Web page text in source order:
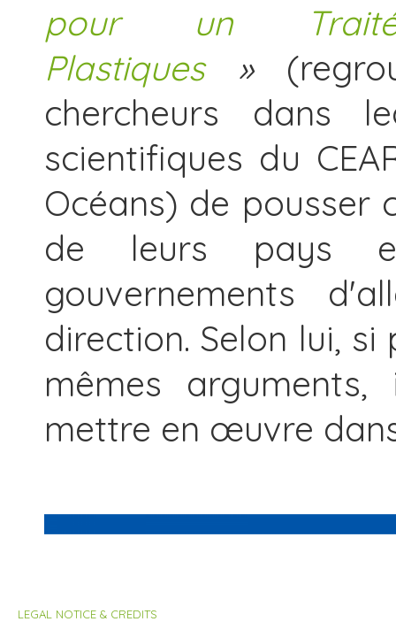
pour un
Plastiques»
chercheurs dans
scientifiques du
Océans) de pousser
de leurs pays
gouvernements
direction. Selon lui,
mêmes
mettre en œuvre
LEGAL NOTICE & CREDITS